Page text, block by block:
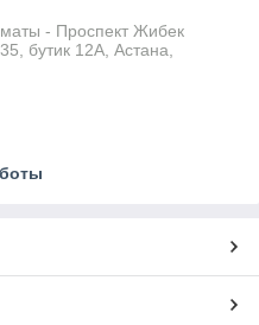
- Проспект Жибек
бутик 12А, Астана,